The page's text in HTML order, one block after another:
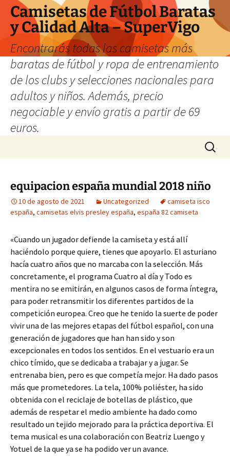
Camisetas de Fútbol Baratas
y Calidad Alta – SuperVigo
Encontrarás todas las camisetas más
baratas de fútbol y ropa de entrenamiento
de los clubs y selecciones nacionales para
adultos y niños. Además, precio
negociable y envío gratis a partir de 69
euros.
Buscar:
equipacion españa mundial 2018 niño
10 de agosto de 2021 Uncategorized
camiseta isco
españa, camisetas elvis presley españa, españa 82 camiseta
«Cuando un jugador defiende la camiseta y está allí
haciéndolo porque quiere, tienes que apoyarlo. El asturiano
hacía cuatro años que no marcaba con la selección. Más
concretamente, el programa Cuatro al día y Todo es
mentira no se emitirán, en algunos casos de forma íntegra,
para poder retransmitir los diferentes partidos de la
competición europea. Creo que he tenido la suerte de poder
vivir una de las mejores etapas del fútbol español, con una
generación de jugadores que han han sido y son
excepcionales en todos los sentidos. En el vestuario era un
chico tímido, que se dedicaba a trabajar y a jugar. Se
entrenaba bien, pero es que competía mejor. Ha dado pasos
más que prometedores. La tela, 100% poliéster, ha sido
obtenida con el reciclaje de botellas de plástico, que
además de respetar el medio ambiente ha dado como
resultado un tejido mejorado para la práctica deportiva. El
tema musical es una colaboración con Beatriz Luengo y
Yotuel de la que ya se ha podido ver un avance.